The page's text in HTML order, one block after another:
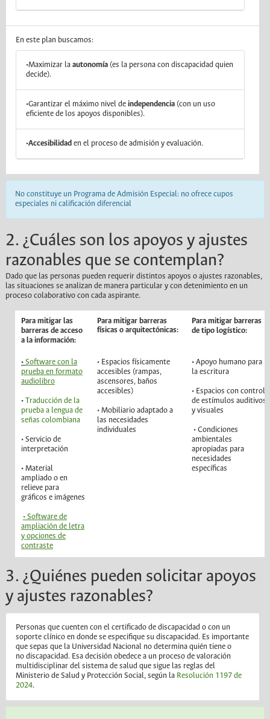
En este plan buscamos:
•Maximizar la autonomía (es la persona con discapacidad quien
decide).
•Garantizar el máximo nivel de independencia (con un uso
eficiente de los apoyos disponibles).
•Accesibilidaden el proceso de admisión y evaluación.
No constituye un Programa de Admisión Especial: no ofrece cupos
especiales ni calificación diferencial
2. ¿Cuáles son los apoyos y ajustes
razonables que se contemplan?
Dado que las personas pueden requerir distintos apoyos o ajustes razonables,
las situaciones se analizan de manera particular y con detenimiento en un
proceso colaborativo con cada aspirante.
Para mitigar las
barreras de acceso
a la información:
Para mitigar barreras
físicas o arquitectónicas:
Para mitigar barreras
de tipo logístico:
• Software con la
prueba en formato
audiolibro
• Traducción de la
prueba a lengua de
señas colombiana
• Servicio de
interpretación
• Material
ampliado o en
relieve para
gráficos e imágenes
• Software de
ampliación de letra
y opciones de
contraste
• Espacios físicamente
accesibles (rampas,
ascensores, baños
accesibles)
• Mobiliario adaptado a
las necesidades
individuales
• Apoyo humano para
la escritura
• Espacios con control
de estímulos auditivos
y visuales
• Condiciones
ambientales
apropiadas para
necesidades
específicas
3. ¿Quiénes pueden solicitar apoyos
y ajustes razonables?
Personas que cuenten con el certificado de discapacidad o con un
soporte clínico en donde se especifique su discapacidad. Es importante
que sepas que la Universidad Nacional no determina quién tiene o
no discapacidad. Esa decisión obedece a un proceso de valoración
multidisciplinar del sistema de salud que sigue las reglas del
Ministerio de Salud y Protección Social, según la Resolución 1197 de
2024.